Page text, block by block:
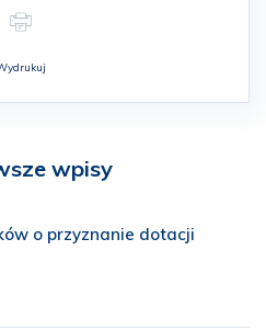
wpisy
o przyznanie dotacji